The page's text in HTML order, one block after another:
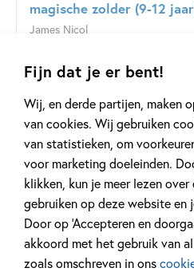
Fijn dat je er bent!
Wij, en derde partijen, maken
van cookies. Wij gebruiken
van statistieken, om
voor marketing doeleinden.
klikken, kun je meer lezen
gebruiken op deze website en
Door op ‘Accepteren en
akkoord met het gebruik van
zoals omschreven in ons
magische zolder (9-12
James Nicol
Bekijk dit boek
Bestellen
Luca komt uit een familie van
heinde en verre weten mensen
magie die in de kleding is